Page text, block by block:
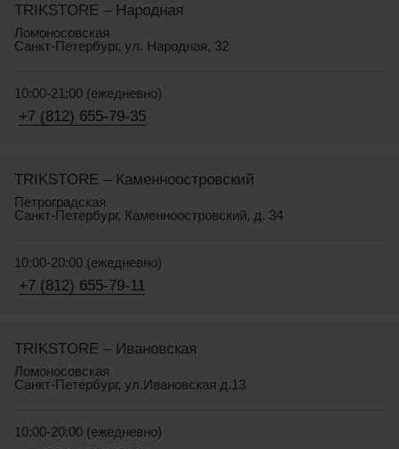
TRIKSTORE – Народная
Ломоносовская
Санкт-Петербург, ул. Народная, 32
10:00-21:00 (ежедневно)
+7 (812) 655-79-35
TRIKSTORE – Каменноостровский
Петроградская
Санкт-Петербург, Каменноостровский, д. 34
10:00-20:00 (ежедневно)
+7 (812) 655-79-11
TRIKSTORE – Ивановская
Ломоносовская
Санкт-Петербург, ул.Ивановская д.13
10:00-20:00 (ежедневно)